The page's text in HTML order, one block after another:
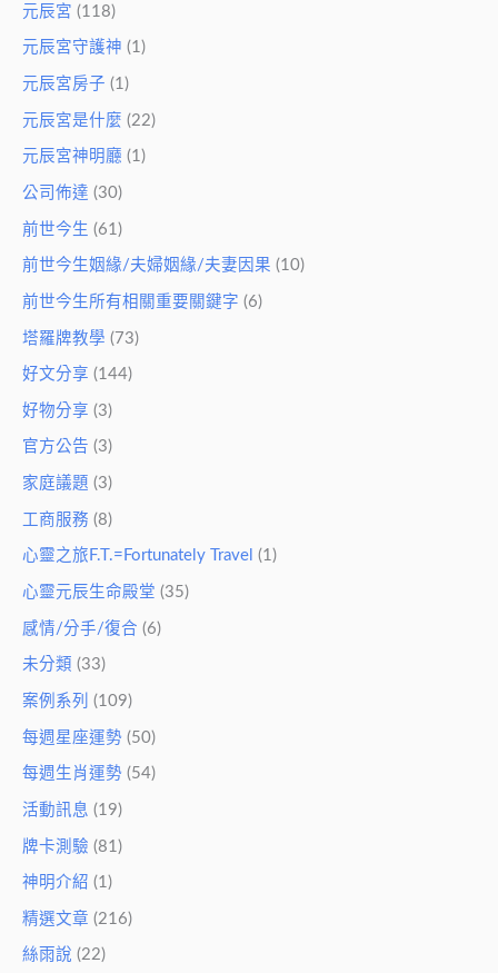
元辰宮 (118)
元辰宮守護神 (1)
元辰宮房子 (1)
元辰宮是什麼 (22)
元辰宮神明廳 (1)
公司佈達 (30)
前世今生 (61)
前世今生姻緣/夫婦姻緣/夫妻因果 (10)
前世今生所有相關重要關鍵字 (6)
塔羅牌教學 (73)
好文分享 (144)
好物分享 (3)
官方公告 (3)
家庭議題 (3)
工商服務 (8)
心靈之旅F.T.=Fortunately Travel (1)
心靈元辰生命殿堂 (35)
感情/分手/復合 (6)
未分類 (33)
案例系列 (109)
每週星座運勢 (50)
每週生肖運勢 (54)
活動訊息 (19)
牌卡測驗 (81)
神明介紹 (1)
精選文章 (216)
絲雨說 (22)